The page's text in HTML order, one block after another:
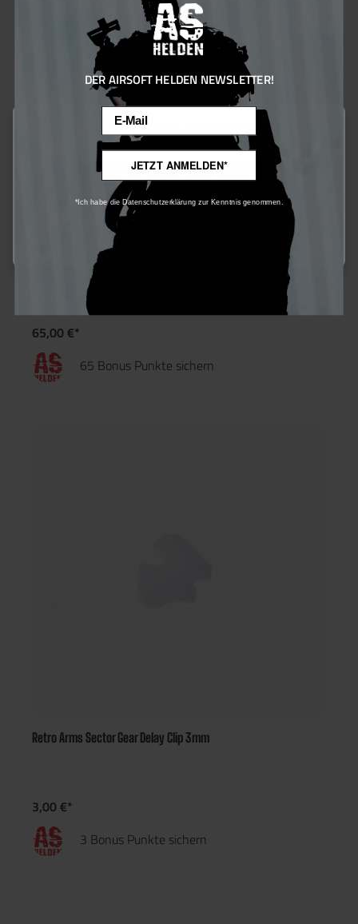
Retro Arms CNC PRO HU Kammer für ARs
65,00 €*
65 Bonus Punkte sichern
Retro Arms Sector Gear Delay Clip 3mm
3,00 €*
3 Bonus Punkte sichern
Diese Website verwendet Cookies, um eine bestmögliche Erfahrung
bieten zu können.Mehr Informationen ...
Nur technisch notwendige
DER AIRSOFT HELDEN NEWSLETTER!
JETZT ANMELDEN*
*Ich habe die Datenschutzerklärung zur Kenntnis genommen.